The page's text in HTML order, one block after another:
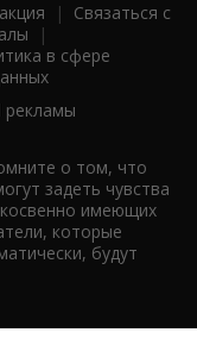
| Связаться с
|
в сфере
рекламы
о том, что
задеть чувства
имеющих
которые
будут